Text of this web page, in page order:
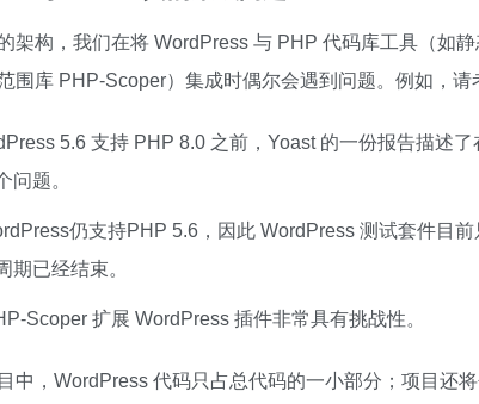
架构，我们在将 WordPress 与 PHP 代码库工具（如
围库 PHP-Scoper）集成时偶尔会遇到问题。例如，请
5.6 支持 PHP 8.0 之前，Yoast 的一份报告描述
问题。
仍支持PHP 5.6，因此 WordPress 测试套件目
期已经结束。
Scoper 扩展 WordPress 插件非常具有挑战性。
中，WordPress 代码只占总代码的一小部分；项目还